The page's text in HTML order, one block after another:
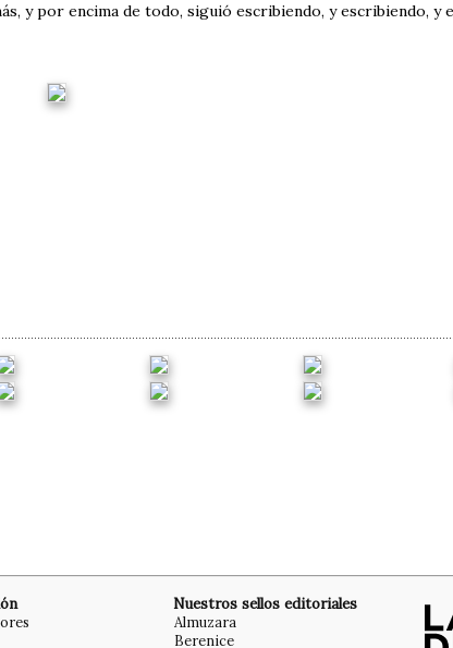
y por encima de todo, siguió escribiendo, y escribiendo, y
Nuestros sellos editoriales
Almuzara
Berenice